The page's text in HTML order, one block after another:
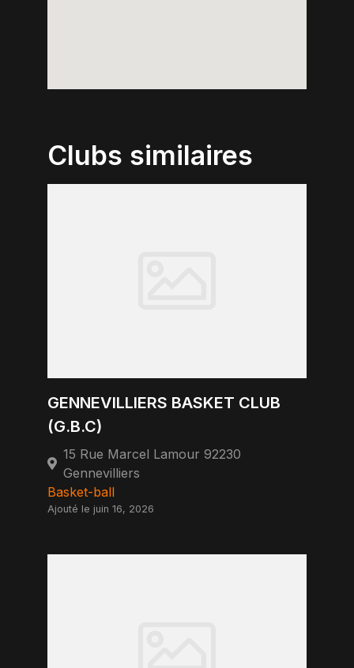
Clubs similaires
GENNEVILLIERS BASKET CLUB
(G.B.C)
15 Rue Marcel Lamour 92230
Gennevilliers
Basket-ball
Ajouté le juin 16, 2026